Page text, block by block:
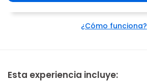
¿Cómo funciona?
Esta experiencia incluye: